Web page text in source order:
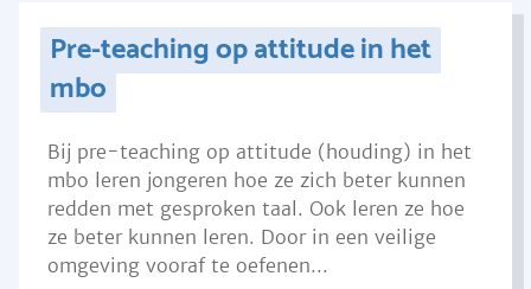
Pre-teaching op attitude in het
mbo
Bij pre-teaching op attitude (houding) in het
mbo leren jongeren hoe ze zich beter kunnen
redden met gesproken taal. Ook leren ze hoe
ze beter kunnen leren. Door in een veilige
omgeving vooraf te oefenen...